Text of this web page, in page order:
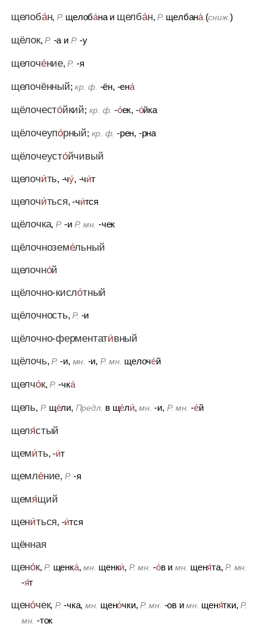
щелоба́н, Р. щелоба́на и щелба́н,Р. щелбана́(сниж.)
щёлок,Р. -а и Р. -у
щелоче́ние,Р. -я
щелочённый;кр. ф. -ён, -ена́
щёлочесто́йкий; кр. ф. -о́ек, -о́йка
щёлочеупо́рный; кр. ф. -рен, -рна
щёлочеусто́йчивый
щелочи́ть, -чу́, -чи́т
щелочи́ться, -чи́тся
щёлочка, Р. -и Р. мн. -чек
щёлочноземе́льный
щелочно́й
щёлочно-кисло́тный
щёлочность,Р. -и
щёлочно-ферментати́вный
щёлочь,Р. -и, мн. -и, Р. мн. щелоче́й
щелчо́к,Р. -чка́
щель, Р. ще́ли, Предл. в ще́ли́,мн. -и, Р. мн. -е́й
щеля́стый
щеми́ть, -и́т
щемле́ние, Р. -я
щемя́щий
щени́ться, -и́тся
щённая
щено́к,Р. щенка́,мн. щенки́, Р. мн. -о́в и мн. щеня́та,Р. мн.
-я́т
щено́чек, Р. -чка, мн. щено́чки,Р. мн. -ов и мн. щеня́тки,Р.
мн. -ток